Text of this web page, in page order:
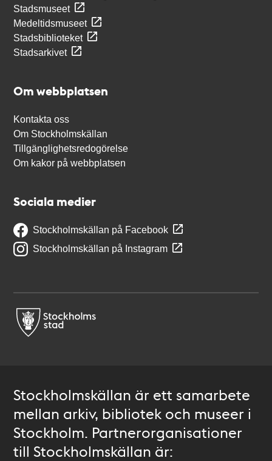
Stadsmuseet
Medeltidsmuseet
Stadsbiblioteket
Stadsarkivet
Om webbplatsen
Kontakta oss
Om Stockholmskällan
Tillgänglighetsredogörelse
Om kakor på webbplatsen
Sociala medier
Stockholmskällan på Facebook
Stockholmskällan på Instagram
Stockholmskällan är ett samarbete
mellan arkiv, bibliotek och museer i
Stockholm. Partnerorganisationer
till Stockholmskällan är: